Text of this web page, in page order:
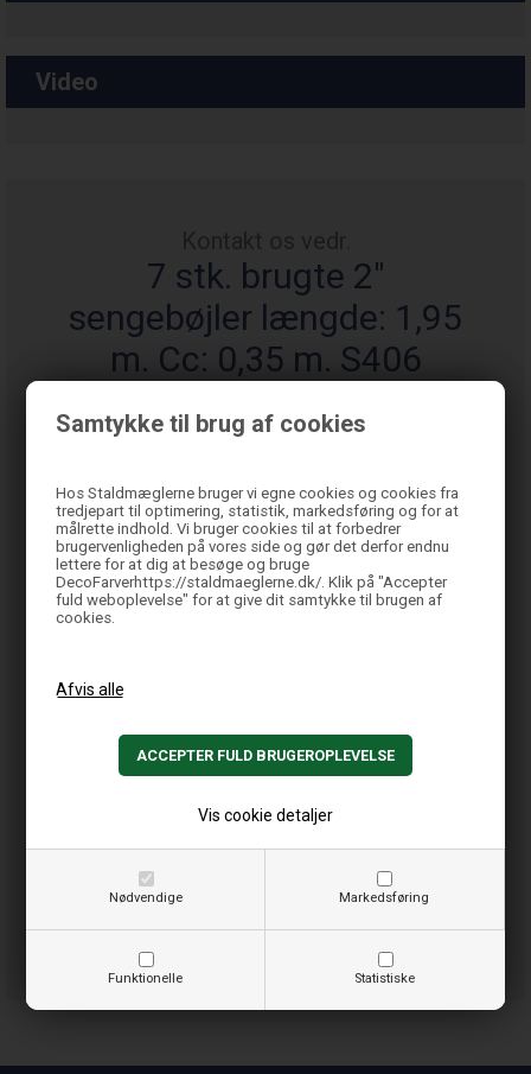
Samtykke til brug af cookies
Hos Staldmæglerne bruger vi egne cookies og cookies fra
tredjepart til optimering, statistik, markedsføring og for at
målrette indhold. Vi bruger cookies til at forbedrer
brugervenligheden på vores side og gør det derfor endnu
lettere for at dig at besøge og bruge
DecoFarverhttps://staldmaeglerne.dk/. Klik på "Accepter
fuld weboplevelse" for at give dit samtykke til brugen af
cookies.
Nødvendige Markedsføring
Funktionelle Statistiske
Vis cookie detaljer
Video
7 stk. brugte 2"
sengebøjler længde: 1,95
m. Cc: 0,35 m. S406